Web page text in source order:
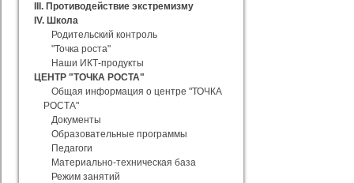
III. Противодействие экстремизму
IV. Школа
Родительский контроль
"Точка роста"
Наши ИКТ-продукты
ЦЕНТР "ТОЧКА РОСТА"
Общая информация о центре "ТОЧКА
РОСТА"
Документы
Образовательные программы
Педагоги
Материально-техническая база
Режим занятий